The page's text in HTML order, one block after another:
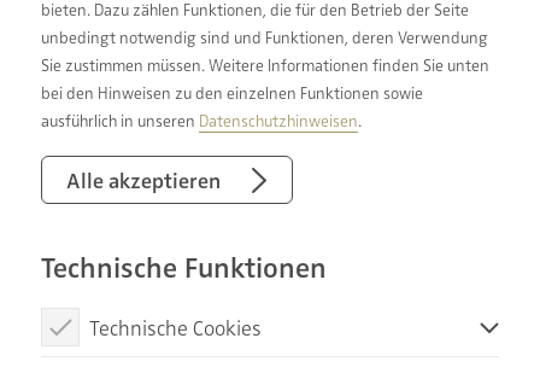
bieten. Dazu zählen Funktionen, die für den Betrieb der Seite
unbedingt notwendig sind und Funktionen, deren Verwendung
Sie zustimmen müssen. Weitere Informationen finden Sie unten
bei den Hinweisen zu den einzelnen Funktionen sowie
ausführlich in unseren Datenschutzhinweisen.
Alle akzeptieren
Technische Funktionen
Technische Cookies
FÖRDERUNG FÜR
IHREN
HEIZUNGSTAUSCH:
KLIMAFREUNDLICHE
HEIZUNG